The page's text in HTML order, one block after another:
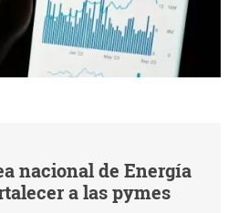
nacional de Energía
a las pymes